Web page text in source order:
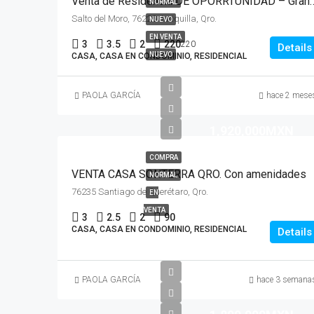
NORMAL
NUEVO
EN VENTA
NUEVO
Salto del Moro, 76226 Juriquilla, Qro.
3 3.5 2 220220
CASA, CASA EN CONDOMINIO, RESIDENCIAL
Details
PAOLA GARCÍA hace 2
COMPRA
NORMAL
EN
VENTA
VENTA CASA SONTERRA QRO. Con amenidades
76235 Santiago de Querétaro, Qro.
3 2.5 2 90
CASA, CASA EN CONDOMINIO, RESIDENCIAL Details
PAOLA GARCÍA hace 3